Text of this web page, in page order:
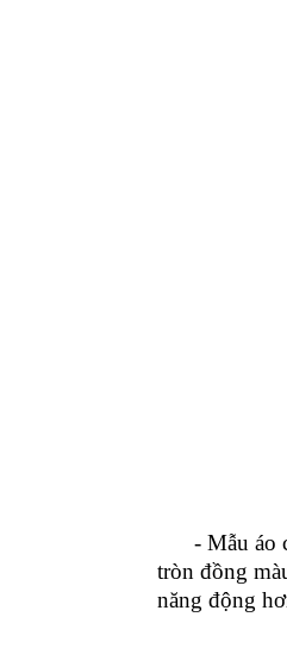
- Mẫu áo
tròn đồng
năng động